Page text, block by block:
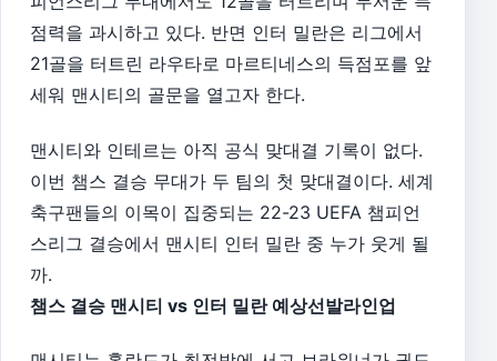
점력을 과시하고 있다. 반면 인터 밀란은 리그에서
21골을 터트린 라우타로 마르티네스의 득점포를 앞
세워 맨시티의 골문을 열고자 한다.
맨시티와 인테르는 아직 공식 맞대결 기록이 없다.
이번 챔스 결승 무대가 두 팀의 첫 맞대결이다. 세계
축구팬들의 이목이 집중되는 22-23 UEFA 챔피언
스리그 결승에서 맨시티 인터 밀란 중 누가 웃게 될
까.
챔스 결승 맨시티 vs 인터 밀란 예상선발라인업